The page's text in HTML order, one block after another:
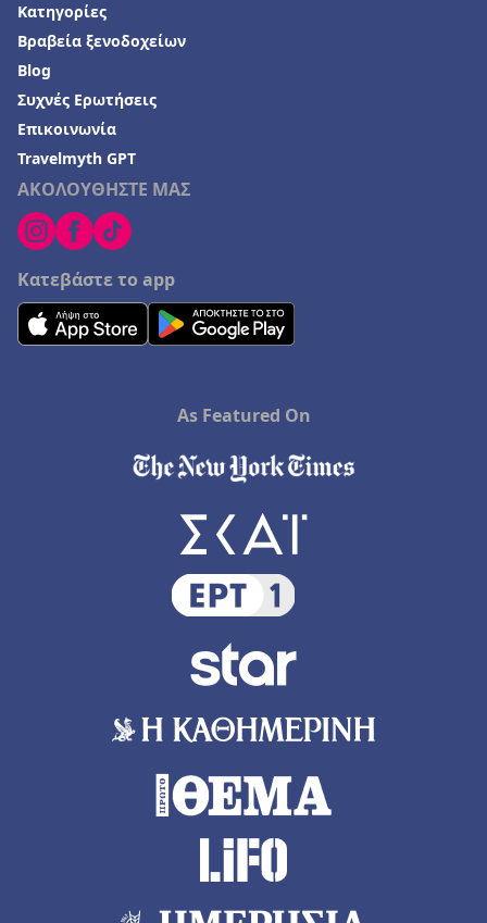
Ξενοδοχεία στη Φλωρεντία
Ξενοδοχεία στη Λάρνακα
Ξενοδοχεία σε Μαρώνεια
ΑΚΟΛΟΥΘΗΣΤΕ ΜΑΣ
Κατεβάστε το app
Κατηγορίες
Βραβεία ξενοδοχείων
Blog
Συχνές Ερωτήσεις
Επικοινωνία
Travelmyth GPT
As Featured On